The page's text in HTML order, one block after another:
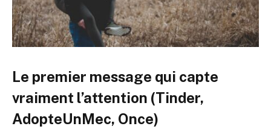
Le premier message qui capte
vraiment l’attention (Tinder,
AdopteUnMec, Once)